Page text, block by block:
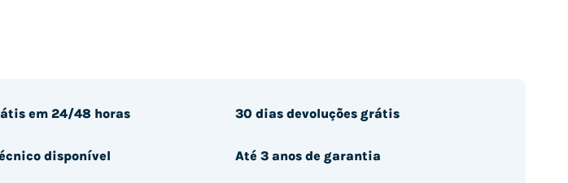
em 24/48 horas
disponível
30 dias devoluções grátis
Até 3 anos de garantia